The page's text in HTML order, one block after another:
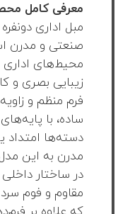
معرفی کامل
مبل اداری
صنعتی و مدرن
محیط‌های اداری
زیبایی بصری و
فرم منظم و
ساده، با
دسته‌ها امتداد
مدرن به این
در ساختار
مقاوم و فوم سرد